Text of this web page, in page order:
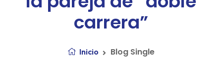
carrera”
Inicio Blog Single